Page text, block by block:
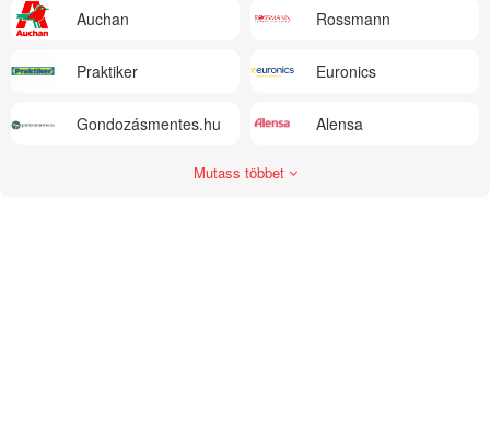
Auchan Rossmann
Praktiker Euronics
Gondozásmentes.hu Alensa
Mutass többet